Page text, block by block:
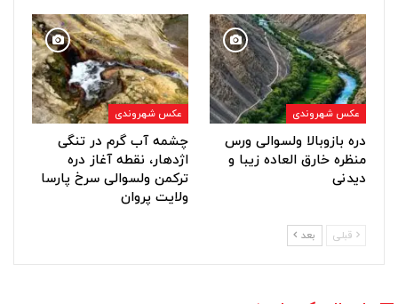
عکس شهروندی
دره بازوبالا ولسوالی ورس
منظره خارق العاده زیبا و
دیدنی
عکس شهروندی
چشمه آب گرم در تنگی
اژدهار، نقطه آغاز دره
ترکمن ولسوالی سرخ پارسا
ولایت پروان
قبلی بعد